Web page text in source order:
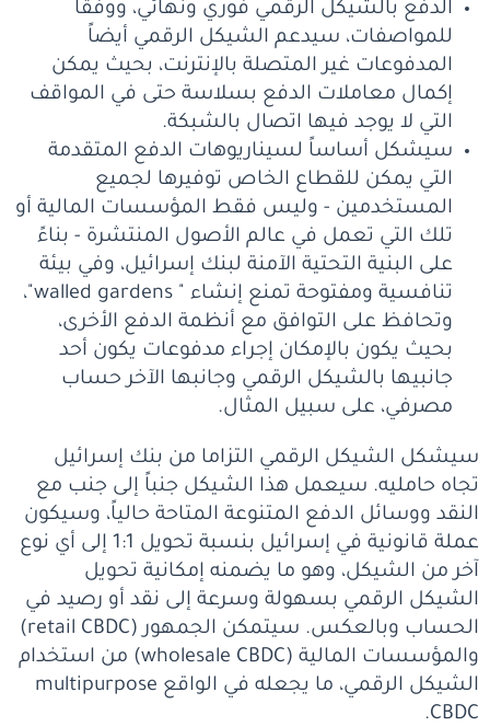
الدفع بالشيكل الرقمي فوري ونهائي، ووفقاً
للمواصفات، سيدعم الشيكل الرقمي أيضاً
المدفوعات غير المتصلة بالإنترنت، بحيث يمكن
إكمال معاملات الدفع بسلاسة حتى في المواقف
التي لا يوجد فيها اتصال بالشبكة.
سيشكل أساساً لسيناريوهات الدفع المتقدمة
التي يمكن للقطاع الخاص توفيرها لجميع
المستخدمين - وليس فقط المؤسسات المالية أو
تلك التي تعمل في عالم الأصول المنتشرة - بناءً
على البنية التحتية الآمنة لبنك إسرائيل، وفي بيئة
تنافسية ومفتوحة تمنع إنشاء " walled gardens"،
وتحافظ على التوافق مع أنظمة الدفع الأخرى،
بحيث يكون بالإمكان إجراء مدفوعات يكون أحد
جانبيها بالشيكل الرقمي وجانبها الآخر حساب
مصرفي، على سبيل المثال.
سيشكل الشيكل الرقمي التزاما من بنك إسرائيل
تجاه حامليه. سيعمل هذا الشيكل جنباً إلى جنب مع
النقد ووسائل الدفع المتنوعة المتاحة حالياً، وسيكون
عملة قانونية في إسرائيل بنسبة تحويل 1:1 إلى أي نوع
آخر من الشيكل، وهو ما يضمنه إمكانية تحويل
الشيكل الرقمي بسهولة وسرعة إلى نقد أو رصيد في
الحساب وبالعكس. سيتمكن الجمهور (retail CBDC)
والمؤسسات المالية (wholesale CBDC) من استخدام
الشيكل الرقمي، ما يجعله في الواقع multipurpose
CBDC.